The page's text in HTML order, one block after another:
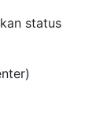
status